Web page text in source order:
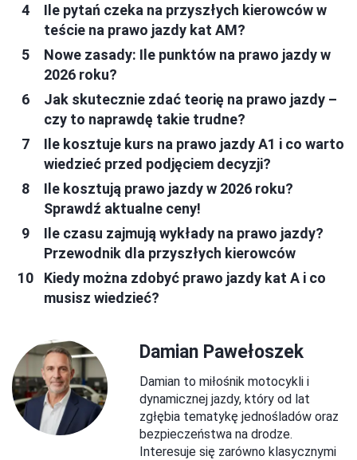
Ile pytań czeka na przyszłych kierowców w
teście na prawo jazdy kat AM?
Nowe zasady: Ile punktów na prawo jazdy w
2026 roku?
Jak skutecznie zdać teorię na prawo jazdy –
czy to naprawdę takie trudne?
Ile kosztuje kurs na prawo jazdy A1 i co warto
wiedzieć przed podjęciem decyzji?
Ile kosztują prawo jazdy w 2026 roku?
Sprawdź aktualne ceny!
Ile czasu zajmują wykłady na prawo jazdy?
Przewodnik dla przyszłych kierowców
Kiedy można zdobyć prawo jazdy kat A i co
musisz wiedzieć?
Damian Pawełoszek
Damian to miłośnik motocykli i
dynamicznej jazdy, który od lat
zgłębia tematykę jednośladów oraz
bezpieczeństwa na drodze.
Interesuje się zarówno klasycznymi